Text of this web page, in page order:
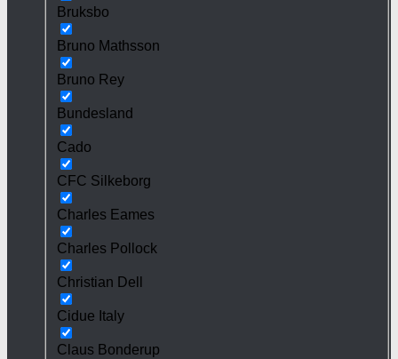
Bruksbo
Bruno Mathsson
Bruno Rey
Bundesland
Cado
CFC Silkeborg
Charles Eames
Charles Pollock
Christian Dell
Cidue Italy
Claus Bonderup